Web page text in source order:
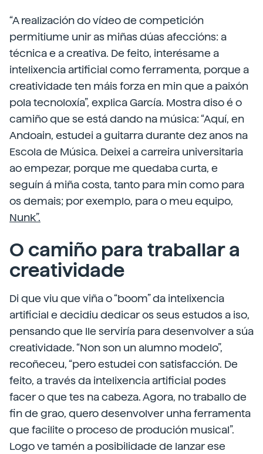
“A realización do vídeo de competición
permitiume unir as miñas dúas afeccións: a
técnica e a creativa. De feito, interésame a
intelixencia artificial como ferramenta, porque a
creatividade ten máis forza en min que a paixón
pola tecnoloxía”, explica García. Mostra diso é o
camiño que se está dando na música: “Aquí, en
Andoain, estudei a guitarra durante dez anos na
Escola de Música. Deixei a carreira universitaria
ao empezar, porque me quedaba curta, e
seguín á miña costa, tanto para min como para
os demais; por exemplo, para o meu equipo,
Nunk”.
O camiño para traballar a
creatividade
Di que viu que viña o “boom” da intelixencia
artificial e decidiu dedicar os seus estudos a iso,
pensando que lle serviría para desenvolver a súa
creatividade. “Non son un alumno modelo”,
recoñeceu, “pero estudei con satisfacción. De
feito, a través da intelixencia artificial podes
facer o que tes na cabeza. Agora, no traballo de
fin de grao, quero desenvolver unha ferramenta
que facilite o proceso de produción musical”.
Logo ve tamén a posibilidade de lanzar ese